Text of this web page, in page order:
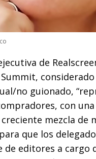
de
no guionado,
con
mezcla de
que los
de editores a cargo